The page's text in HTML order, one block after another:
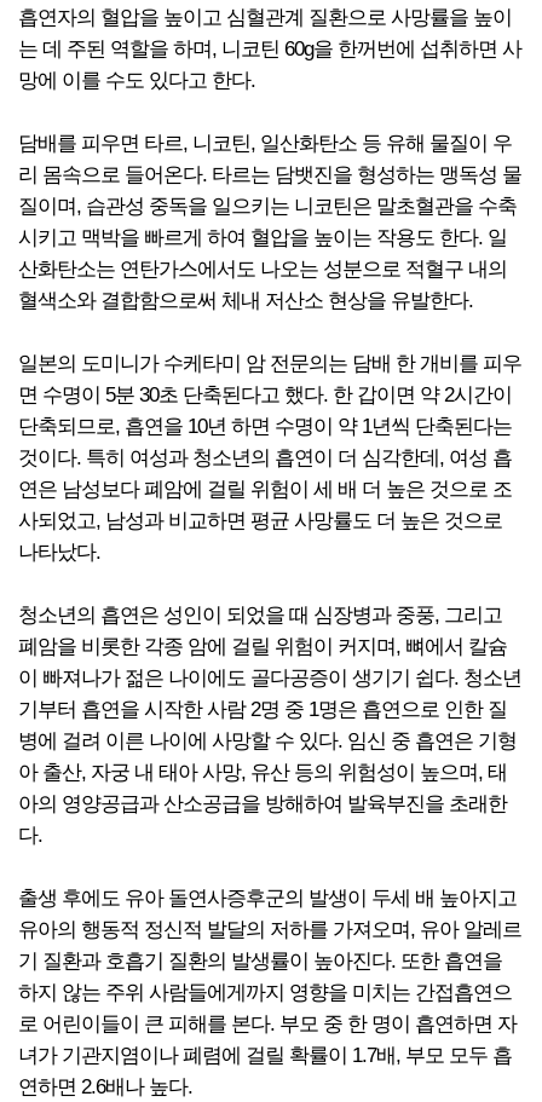
흡연자의 혈압을 높이고 심혈관계 질환으로 사망률을 높이
는 데 주된 역할을 하며, 니코틴 60g을 한꺼번에 섭취하면 사
망에 이를 수도 있다고 한다.
담배를 피우면 타르, 니코틴, 일산화탄소 등 유해 물질이 우
리 몸속으로 들어온다. 타르는 담뱃진을 형성하는 맹독성 물
질이며, 습관성 중독을 일으키는 니코틴은 말초혈관을 수축
시키고 맥박을 빠르게 하여 혈압을 높이는 작용도 한다. 일
산화탄소는 연탄가스에서도 나오는 성분으로 적혈구 내의
혈색소와 결합함으로써 체내 저산소 현상을 유발한다.
일본의 도미니가 수케타미 암 전문의는 담배 한 개비를 피우
면 수명이 5분 30초 단축된다고 했다. 한 갑이면 약 2시간이
단축되므로, 흡연을 10년 하면 수명이 약 1년씩 단축된다는
것이다. 특히 여성과 청소년의 흡연이 더 심각한데, 여성 흡
연은 남성보다 폐암에 걸릴 위험이 세 배 더 높은 것으로 조
사되었고, 남성과 비교하면 평균 사망률도 더 높은 것으로
나타났다.
청소년의 흡연은 성인이 되었을 때 심장병과 중풍, 그리고
폐암을 비롯한 각종 암에 걸릴 위험이 커지며, 뼈에서 칼슘
이 빠져나가 젊은 나이에도 골다공증이 생기기 쉽다. 청소년
기부터 흡연을 시작한 사람 2명 중 1명은 흡연으로 인한 질
병에 걸려 이른 나이에 사망할 수 있다. 임신 중 흡연은 기형
아 출산, 자궁 내 태아 사망, 유산 등의 위험성이 높으며, 태
아의 영양공급과 산소공급을 방해하여 발육부진을 초래한
다.
출생 후에도 유아 돌연사증후군의 발생이 두세 배 높아지고
유아의 행동적 정신적 발달의 저하를 가져오며, 유아 알레르
기 질환과 호흡기 질환의 발생률이 높아진다. 또한 흡연을
하지 않는 주위 사람들에게까지 영향을 미치는 간접흡연으
로 어린이들이 큰 피해를 본다. 부모 중 한 명이 흡연하면 자
녀가 기관지염이나 폐렴에 걸릴 확률이 1.7배, 부모 모두 흡
연하면 2.6배나 높다.